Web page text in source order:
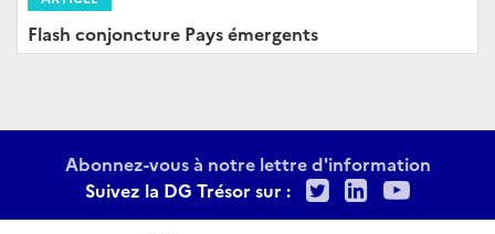
Flash conjoncture Pays émergents
Abonnez-vous à notre lettre d'information
Suivez la DG Trésor sur :
TwitterLinkedIn